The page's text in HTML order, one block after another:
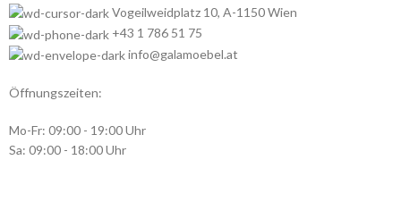
Vogeilweidplatz 10, A-1150 Wien
+43 1 786 51 75
info@galamoebel.at
Öffnungszeiten:
Mo-Fr: 09:00 - 19:00 Uhr
Sa: 09:00 - 18:00 Uhr